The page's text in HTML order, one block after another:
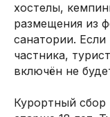
хостелы,
размещения из
санатории.
частника,
включён не
Курортный сбор